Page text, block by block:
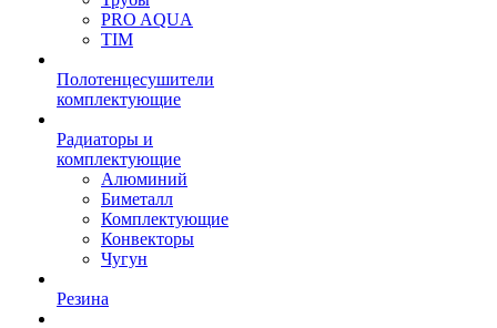
PRO AQUA
TIM
Полотенцесушители
комплектующие
Радиаторы и
комплектующие
Алюминий
Биметалл
Комплектующие
Конвекторы
Чугун
Резина